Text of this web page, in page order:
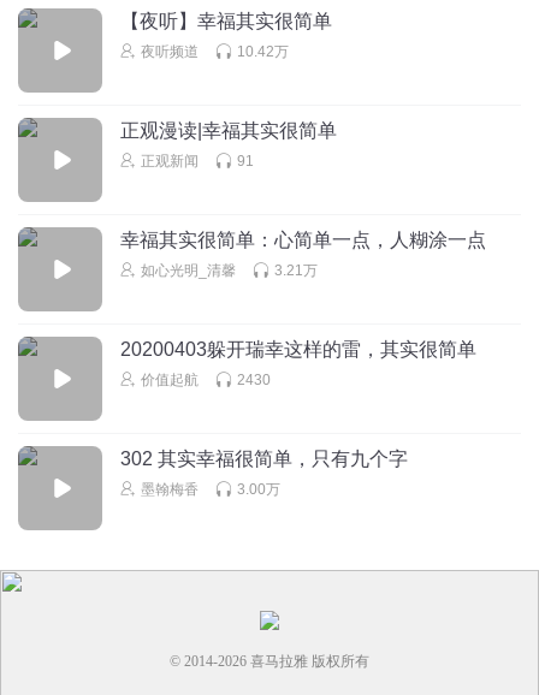
【夜听】幸福其实很简单
夜听频道 10.42万
正观漫读|幸福其实很简单
正观新闻 91
幸福其实很简单：心简单一点，人糊涂一点
如心光明_清馨 3.21万
20200403躲开瑞幸这样的雷，其实很简单
价值起航 2430
302 其实幸福很简单，只有九个字
墨翰梅香 3.00万
© 2014-2026 喜马拉雅 版权所有